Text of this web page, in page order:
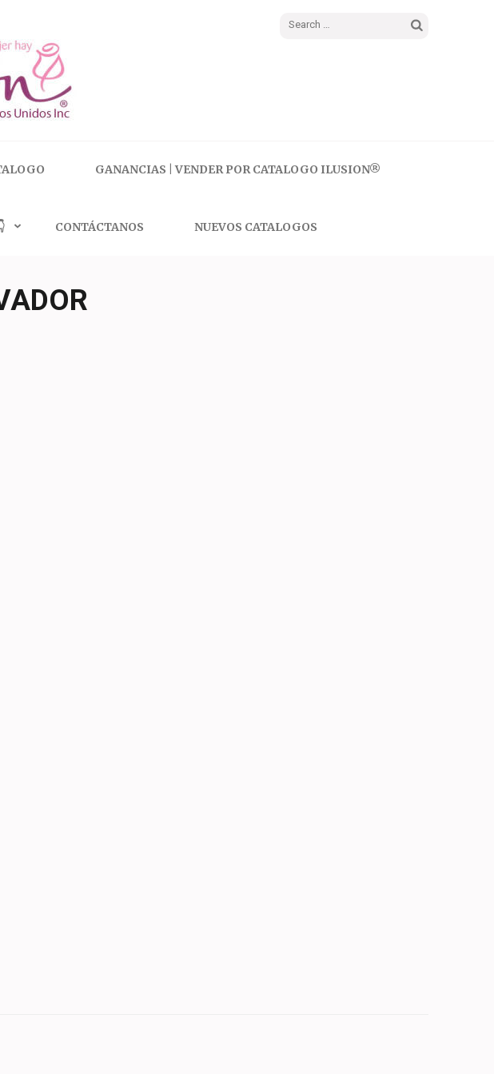
Search
GANANCIAS | VENDER POR CATALOGO ILUSION®
CONTÁCTANOS NUEVOS CATALOGOS